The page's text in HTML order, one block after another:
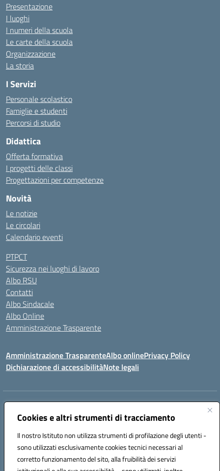
Cookies e altri strumenti di tracciamento
Il nostro Istituto non utilizza strumenti di profilazione degli utenti -
sono utilizzati esclusivamente cookies tecnici necessari al
corretto funzionamento del sito, alla fruibilità dei servizi
Presentazione
I luoghi
I numeri della scuola
Le carte della scuola
Organizzazione
La storia
I Servizi
Personale scolastico
Famiglie e studenti
Percorsi di studio
Didattica
Offerta formativa
I progetti delle classi
Progettazioni per competenze
Novità
Le notizie
Le circolari
Calendario eventi
PTPCT
Sicurezza nei luoghi di lavoro
Albo RSU
Contatti
Albo Sindacale
Albo Online
Amministrazione Trasparente
Amministrazione TrasparenteAlbo onlinePrivacy Policy
Dichiarazione di accessibilitàNote legali
Centralino:
Posta elettronica certificata (PEC):tpis02200a@pec.istruzione.it
Codice fiscale: 93066580817
Codice meccanografico:TPIS02200A
VIA CESARÒ, 36 - 91016 ERICE - CASA SANTA (TP)